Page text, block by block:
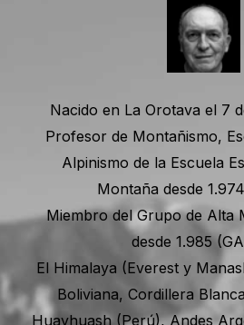
Nacido en La Orotava el 7
Profesor de Montañismo,
Alpinismo de la Escuela
Montaña desde
Miembro del Grupo de Alta
desde 1.985
El Himalaya (Everest y
Boliviana, Cordillera
Huayhuash (Perú), Andes